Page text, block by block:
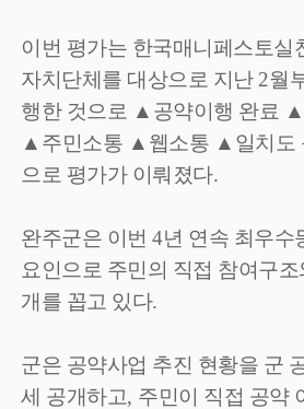
이번 평가는 한국매니페스토실
자치단체를 대상으로 지난 2월
행한 것으로 ▲ 공약이행 완료 ▲
▲ 주민소통 ▲ 웹소통 ▲ 일치도
으로 평가가 이뤄졌다.
완주군은 이번4년 연속 최우수
요인으로 주민의 직접 참여구
개를 꼽고 있다.
군은 공약사업 추진 현황을 군
세 공개하고, 주민이 직접 공약